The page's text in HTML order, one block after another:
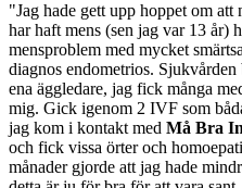
"Jag hade gett upp hoppet om
har haft mens (sen jag var 13 år)
mensproblem med mycket
diagnos endometrios.
ena äggledare, jag fick många
mig. Gick igenom 2 IVF som
jag kom i kontakt med Må Bra
och fick vissa örter och
månader gjorde att jag hade